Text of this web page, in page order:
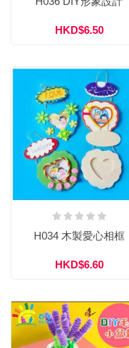
HKD$6.50
H034 木製愛心相框
HKD$6.60